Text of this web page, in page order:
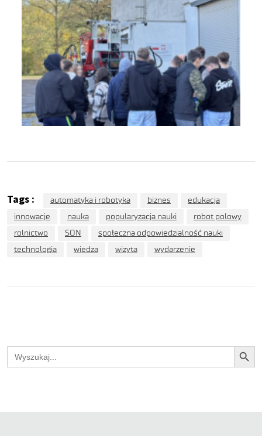
Tags : automatyka i robotyka biznes
edukacja
innowacje
nauka popularyzacja nauki
robot polowy
rolnictwo
SON
społeczna odpowiedzialność nauki
technologia
wiedza wizyta wydarzenie
Search
for:
Search Button